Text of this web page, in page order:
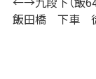
飯田橋 下車